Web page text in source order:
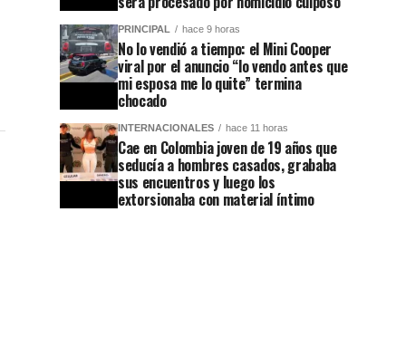
PRINCIPAL hace 9 horas
No lo vendió a tiempo: el Mini Cooper
viral por el anuncio “lo vendo antes que
mi esposa me lo quite” termina
chocado
INTERNACIONALES hace 11 horas
Cae en Colombia joven de 19 años que
seducía a hombres casados, grababa
sus encuentros y luego los
extorsionaba con material íntimo